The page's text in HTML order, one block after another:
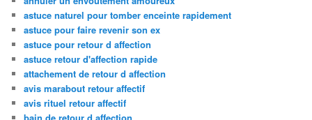
astuce naturel pour tomber enceinte rapidement
astuce pour faire revenir son ex
astuce pour retour d affection
astuce retour d'affection rapide
attachement de retour d affection
avis marabout retour affectif
avis rituel retour affectif